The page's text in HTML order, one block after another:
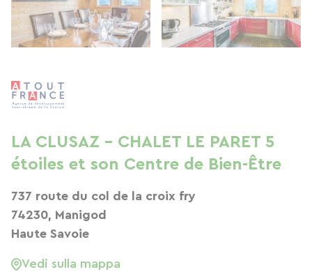
LA CLUSAZ - CHALET LE PARET 5
étoiles et son Centre de Bien-Être
737 route du col de la croix fry
74230, Manigod
Haute Savoie
Vedi sulla mappa